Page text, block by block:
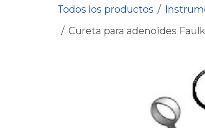
Todos los productos
Cureta para adenoides